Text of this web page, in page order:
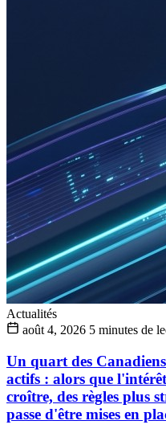
Actualités
août 4, 2026 5 minutes de
Un quart des
actifs : alors que
croître, des règles plus
passe d'être mises en